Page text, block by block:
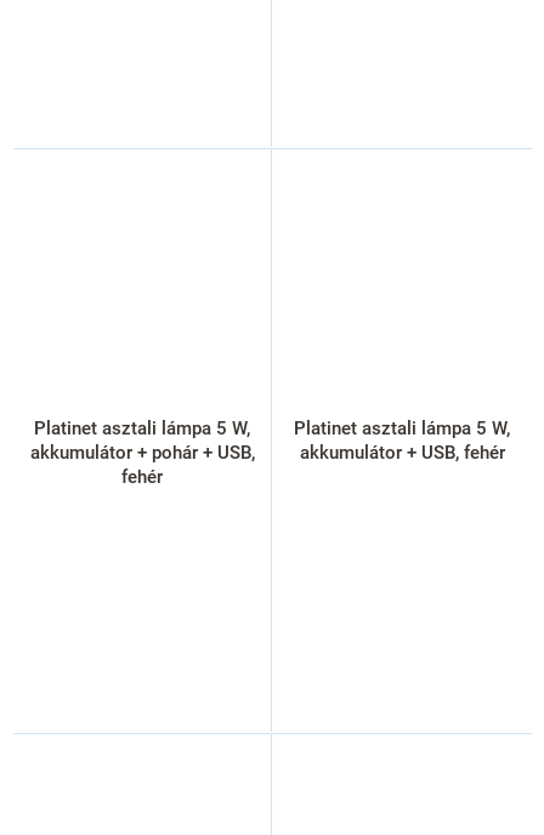
Platinet asztali lámpa 5 W,
akkumulátor + pohár + USB,
fehér
Platinet asztali lámpa 5 W,
akkumulátor + USB, fehér